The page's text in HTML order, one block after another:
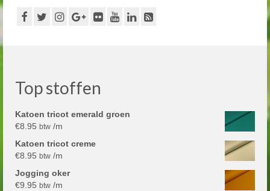
Top stoffen
Katoen tricot emerald groen
€8.95 btw /m
Katoen tricot creme
€8.95 btw /m
Jogging oker
€9.95 btw /m